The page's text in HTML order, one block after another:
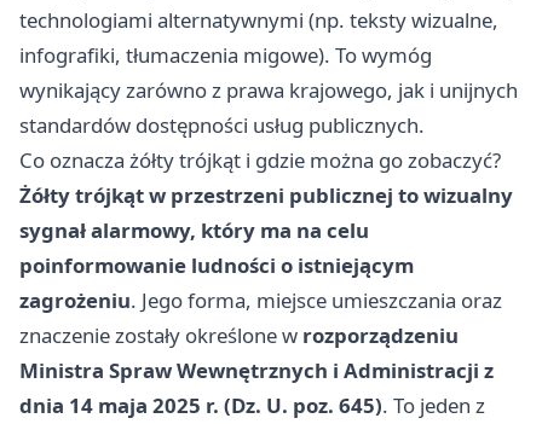
technologiami alternatywnymi (np. teksty wizualne,
infografiki, tłumaczenia migowe). To wymóg
wynikający zarówno z prawa krajowego, jak i unijnych
standardów dostępności usług publicznych.
Co oznacza żółty trójkąt i gdzie można go zobaczyć?
Żółty trójkąt w przestrzeni publicznej to wizualny
sygnał alarmowy, który ma na celu
poinformowanie ludności o istniejącym
zagrożeniu. Jego forma, miejsce umieszczania oraz
znaczenie zostały określone w rozporządzeniu
Ministra Spraw Wewnętrznych i Administracji z
dnia 14 maja 2025 r. (Dz. U. poz. 645). To jeden z